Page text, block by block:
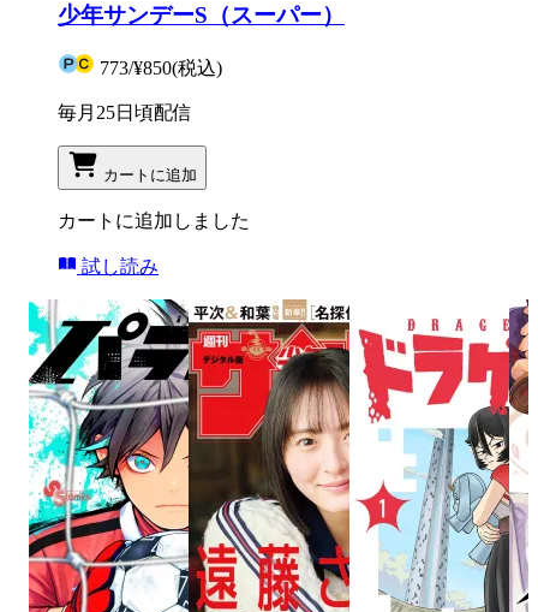
少年サンデーS（スーパー）
773/¥850(税込)
毎月25日頃配信
カートに追加
カートに追加しました
試し読み